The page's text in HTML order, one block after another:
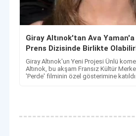
Giray Altınok'tan Ava
Prens Dizisinde Birlikte
Giray Altınok'un Yeni Projesi Ünlü
Altınok, bu akşam Fransız Kültür
'Perde' filminin özel gösterimine katıldı...